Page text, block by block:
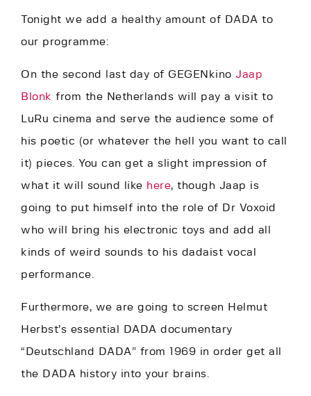
Tonight we add a healthy amount of DADA to
our programme:
On the second last day of GEGENkino Jaap
Blonk from the Netherlands will pay a visit to
LuRu cinema and serve the audience some of
his poetic (or whatever the hell you want to call
it) pieces. You can get a slight impression of
what it will sound like here, though Jaap is
going to put himself into the role of Dr Voxoid
who will bring his electronic toys and add all
kinds of weird sounds to his dadaist vocal
performance.
Furthermore, we are going to screen Helmut
Herbst’s essential DADA documentary
“Deutschland DADA” from 1969 in order get all
the DADA history into your brains.